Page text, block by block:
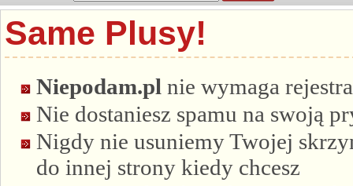
Same Plusy!
Niepodam.pl nie wymaga
Nie dostaniesz spamu na swoją
Nigdy nie usuniemy Twojej
do innej strony kiedy chcesz